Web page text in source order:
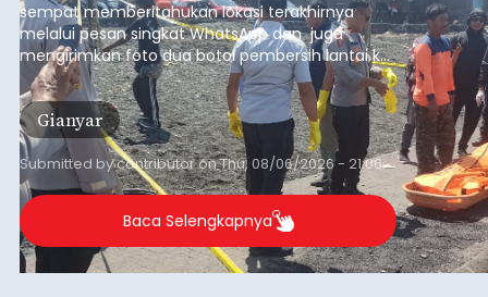
sempat memberitahukan lokasi terakhirnya
melalui pesan singkat WhatsApp dan juga
mengirimkan foto dua botol pembersih lantai ke
istrinya.
Gianyar
Submitted bycontributoronThu, 08/06/2026 - 21:06
Baca Selengkapnya